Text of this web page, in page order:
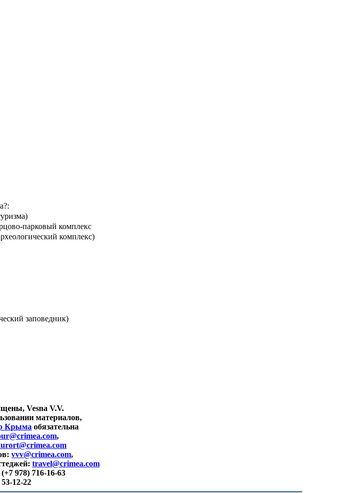
парковый комплекс
комплекс)
заповедник)
Vesna V.V.
материалов,
Крыма обязательна
,
vvv@crimea.com,
travel@crimea.com
978) 716-16-63
12-22